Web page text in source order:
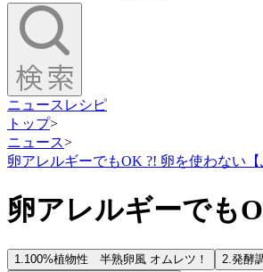
ニュース レシピ
トップ>
ニュース>
卵アレルギーでもOK ?! 卵を使わない
卵アレルギーでも
1.100%植物性 半熟卵風 オムレツ！ 2.発酵